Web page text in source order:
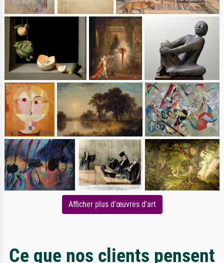
Afficher plus d'œuvres d'art
Ce que nos clients pensent